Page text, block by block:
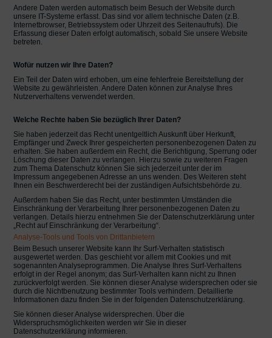
COMPUTERTOMOGRAPHIE
KNOCHENDICHTE
TEAM RADIOLOGIE URFAHR
IMPRESSUM
DATENSCHUTZ
Andere Daten werden automatisch beim Besuch der Website durch
unsere IT-Systeme erfasst. Das sind vor allem technische Daten (z.B.
Internetbrowser, Betriebssystem oder Uhrzeit des Seitenaufrufs). Die
Erfassung dieser Daten erfolgt automatisch, sobald Sie unsere Website
betreten.
Wofür nutzen wir Ihre Daten?
Ein Teil der Daten wird erhoben, um eine fehlerfreie Bereitstellung der
Website zu gewährleisten. Andere Daten können zur Analyse Ihres
Nutzerverhaltens verwendet werden.
Welche Rechte haben Sie bezüglich Ihrer Daten?
Sie haben jederzeit das Recht unentgeltlich Auskunft über Herkunft,
Empfänger und Zweck Ihrer gespeicherten personenbezogenen Daten zu
erhalten. Sie haben außerdem ein Recht, die Berichtigung, Sperrung oder
Löschung dieser Daten zu verlangen. Hierzu sowie zu weiteren Fragen
zum Thema Datenschutz können Sie sich jederzeit unter der im
Impressum angegebenen Adresse an uns wenden. Des Weiteren steht
Ihnen ein Beschwerderecht bei der zuständigen Aufsichtsbehörde zu.
Außerdem haben Sie das Recht, unter bestimmten Umständen die
Einschränkung der Verarbeitung Ihrer personenbezogenen Daten zu
verlangen. Details hierzu entnehmen Sie der Datenschutzerklärung unter
„Recht auf Einschränkung der Verarbeitung“.
Analyse-Tools und Tools von Drittanbietern
Beim Besuch unserer Website kann Ihr Surf-Verhalten statistisch
ausgewertet werden. Das geschieht vor allem mit Cookies und mit
sogenannten Analyseprogrammen. Die Analyse Ihres Surf-Verhaltens
erfolgt in der Regel anonym; das Surf-Verhalten kann nicht zu Ihnen
zurückverfolgt werden. Sie können dieser Analyse widersprechen oder sie
durch die Nichtbenutzung bestimmter Tools verhindern. Detaillierte
Informationen dazu finden Sie in der folgenden Datenschutzerklärung.
Sie können dieser Analyse widersprechen. Über die
Widerspruchsmöglichkeiten werden wir Sie in dieser
Datenschutzerklärung informieren.